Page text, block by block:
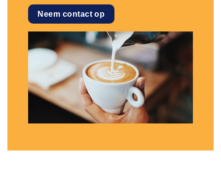
Neem contact op